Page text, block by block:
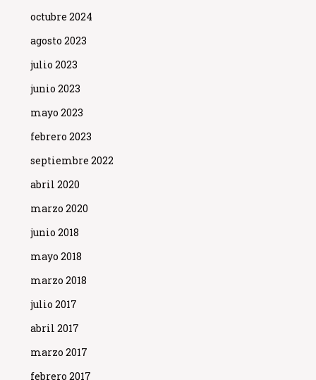
octubre 2024
agosto 2023
julio 2023
junio 2023
mayo 2023
febrero 2023
septiembre 2022
abril 2020
marzo 2020
junio 2018
mayo 2018
marzo 2018
julio 2017
abril 2017
marzo 2017
febrero 2017